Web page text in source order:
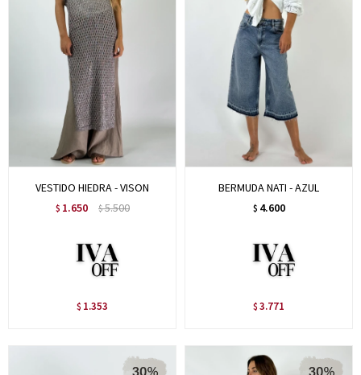
VESTIDO HIEDRA - VISON
$ 1.650 $5.500
$ 1.353
BERMUDA NATI - AZUL
$ 4.600
$ 3.771